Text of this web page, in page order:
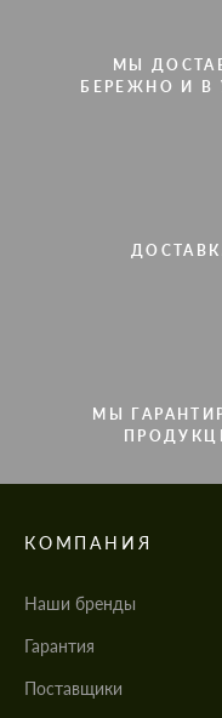
МЫ
БЕРЕЖНО И В
МЫ
КОМПАНИЯ
Наши бренды
Гарантия
Поставщики